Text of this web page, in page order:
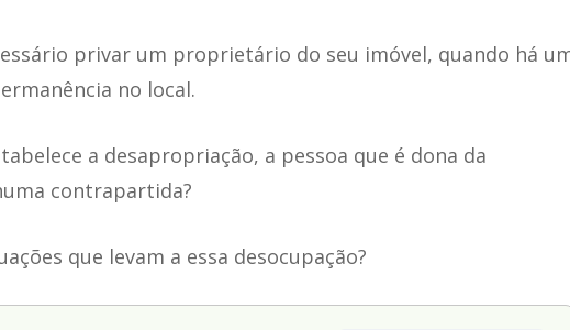
privar um proprietário do seu imóvel, quando há
no local.
a desapropriação, a pessoa que é dona da
contrapartida?
que levam a essa desocupação?